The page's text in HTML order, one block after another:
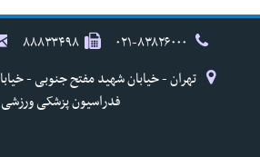
۸۸۸۳۳۴۹۸
فدراسیون پزشکی ورزشی